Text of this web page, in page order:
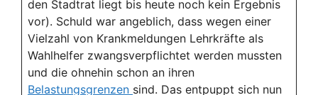
den Stadtrat liegt bis heute noch kein Ergebnis
vor). Schuld war angeblich, dass wegen einer
Vielzahl von Krankmeldungen Lehrkräfte als
Wahlhelfer zwangsverpflichtet werden mussten
und die ohnehin schon an ihren
Belastungsgrenzen sind. Das entpuppt sich nun